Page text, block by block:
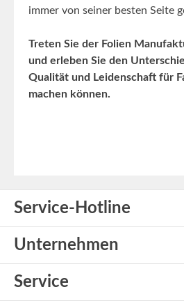
immer von seiner besten Seite
Treten Sie der Folien
und erleben Sie den
Qualität und Leidenschaft für
machen können.
Service-Hotline
Unternehmen
Service